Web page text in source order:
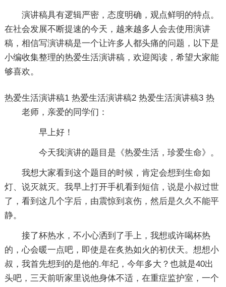
演讲稿具有逻辑严密，态度明确，观点鲜明的特点。
在社会发展不断提速的今天，越来越多人会去使用演讲
稿，相信写演讲稿是一个让许多人都头痛的问题，以下是
小编收集整理的热爱生活演讲稿，欢迎阅读，希望大家能
够喜欢。
热爱生活演讲稿1
老师，亲爱的同学们：
早上好！
今天我演讲的题目是《热爱生活，珍爱生命》。
我想大家看到这个题目的时候，肯定会想到生命如
灯、说灭就灭。我早上打开手机看到短信，说是小叔过世
了，看到这几个字后，由震惊到哀伤，然后是久久不能平
静。
接了杯热水，不小心洒到了手上，我想或许喝杯热
的，心会暖一点吧，即使是在炙热如火的初伏天。想想小
叔，我首先想到的是他的.年纪，今年多大？也就是40出
头吧，三天前听家里说他身体不适，在重症监护室，一个
热爱生活演讲稿2 热爱生活演讲稿3 热